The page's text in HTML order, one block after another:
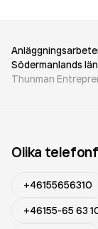
Södermanlands län
Thunman
Olika
+46155656310
+46155-65 63